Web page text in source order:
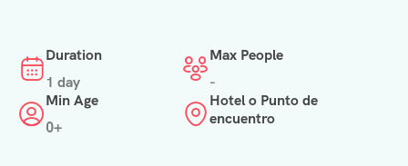
Duration
1 day
Max People
-
Min Age
0+
Hotel o Punto de
encuentro